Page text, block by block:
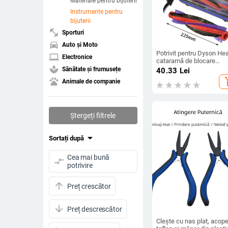
Instrumente pentru
bijuterii
fitness_center Sporturi
directions_car Auto și Moto
laptop Electronice
spa Sănătate și frumusețe
pets Animale de companie
Ștergeți filtrele
Sortați după arrow_drop_down
compare_arrows Cea mai bună
potrivire
arrow_upward Preț crescător
arrow_downward Preț descrescător
Potrivit pentru Dyson
cataramă de blocare
încorporată cu perie
Dyson V6 DC59 DC62
SV073
40.33 Lei
Clește cu nas plat,